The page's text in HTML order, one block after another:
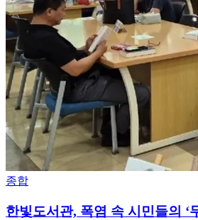
종합
한빛도서관, 폭염 속 시민들의 ‘